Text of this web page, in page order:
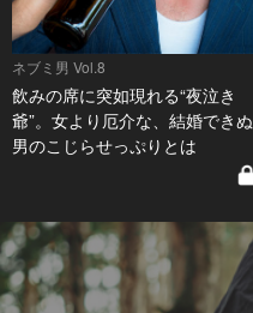
ネブミ男 Vol.8
飲みの席に突如現れる“夜泣き
爺”。女より厄介な、結婚できぬ
男のこじらせっぷりとは